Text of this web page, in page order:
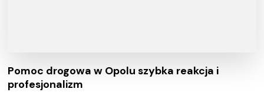
Pomoc drogowa w Opolu szybka reakcja i
profesjonalizm